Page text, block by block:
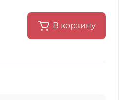
В корзину